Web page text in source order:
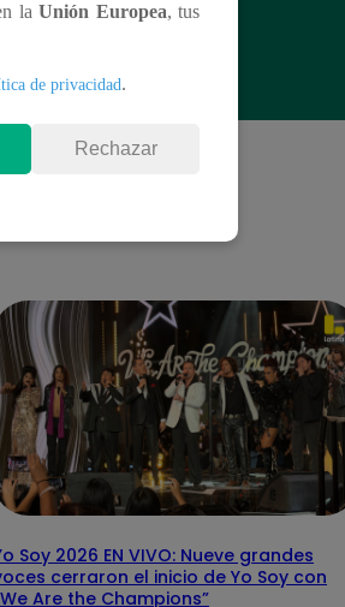
Soy 2026 EN VIVO: Nueve grandes
cerraron el inicio de Yo Soy con
Are the Champions”
laUnión Europea, tus
de privacidad.
Rechazar